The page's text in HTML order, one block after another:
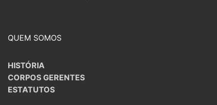
QUEM SOMOS
HISTÓRIA
CORPOS GERENTES
ESTATUTOS